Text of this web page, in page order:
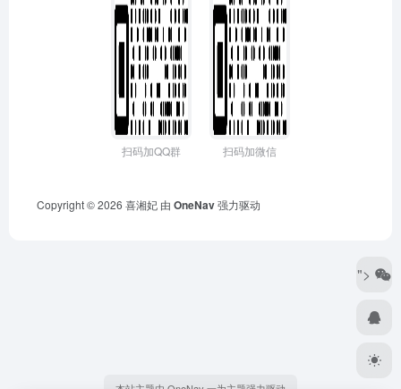
扫码加QQ群 扫码加微信
Copyright © 2026 喜湘妃 由 OneNav强力驱动
">